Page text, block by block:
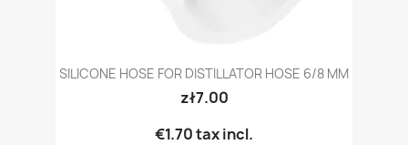
SILICONE HOSE FOR DISTILLATOR HOSE 6/8 MM
zł7.00
€1.70tax incl.